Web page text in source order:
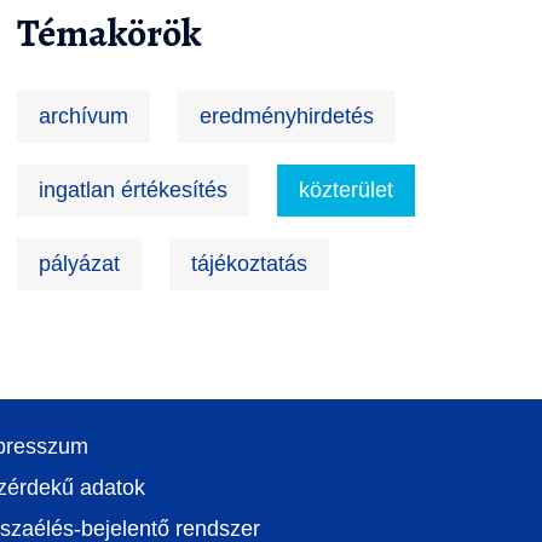
Témakörök
archívum eredményhirdetés
ingatlan értékesítés közterület
pályázat tájékoztatás
adatok
bejelentő rendszer